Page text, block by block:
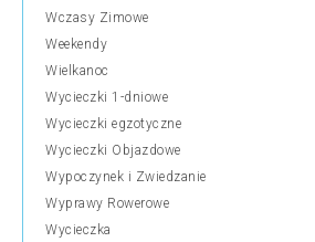
Wczasy Zimowe
Weekendy
Wielkanoc
Wycieczki 1-dniowe
Wycieczki egzotyczne
Wycieczki Objazdowe
Wypoczynek i Zwiedzanie
Wyprawy Rowerowe
Wycieczka